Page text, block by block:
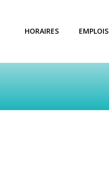
HORAIRES EMPLOIS